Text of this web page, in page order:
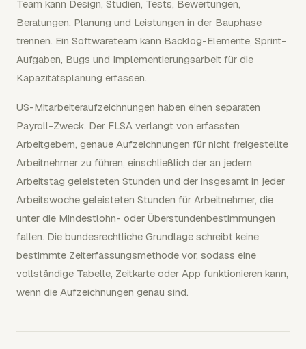
Team kann Design, Studien, Tests, Bewertungen,
Beratungen, Planung und Leistungen in der Bauphase
trennen. Ein Softwareteam kann Backlog-Elemente, Sprint-
Aufgaben, Bugs und Implementierungsarbeit für die
Kapazitätsplanung erfassen.
US-Mitarbeiteraufzeichnungen haben einen separaten
Payroll-Zweck. Der FLSA verlangt von erfassten
Arbeitgebern, genaue Aufzeichnungen für nicht freigestellte
Arbeitnehmer zu führen, einschließlich der an jedem
Arbeitstag geleisteten Stunden und der insgesamt in jeder
Arbeitswoche geleisteten Stunden für Arbeitnehmer, die
unter die Mindestlohn- oder Überstundenbestimmungen
fallen. Die bundesrechtliche Grundlage schreibt keine
bestimmte Zeiterfassungsmethode vor, sodass eine
vollständige Tabelle, Zeitkarte oder App funktionieren kann,
wenn die Aufzeichnungen genau sind.